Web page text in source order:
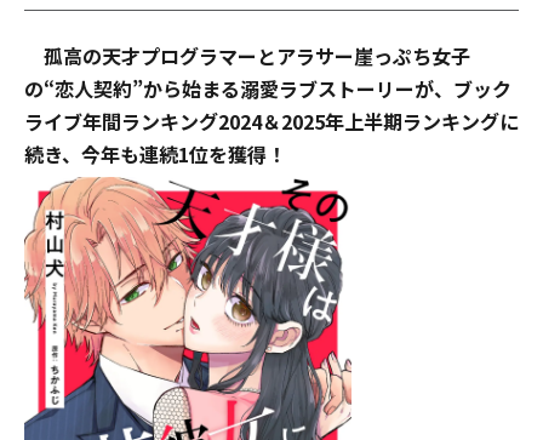
孤高の天才プログラマーとアラサー崖っぷち女子
の“恋人契約”から始まる溺愛ラブストーリーが、ブック
ライブ年間ランキング2024＆2025年上半期ランキングに
続き、今年も連続1位を獲得！